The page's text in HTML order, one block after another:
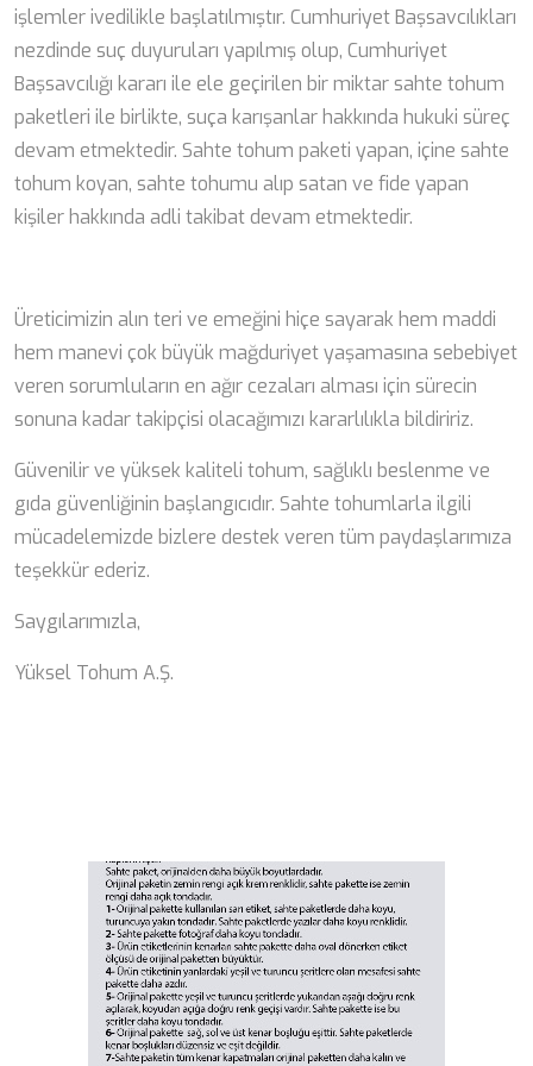
işlemler ivedilikle başlatılmıştır. Cumhuriyet Başsavcılıkları
nezdinde suç duyuruları yapılmış olup, Cumhuriyet
Başsavcılığı kararı ile ele geçirilen bir miktar sahte tohum
paketleri ile birlikte, suça karışanlar hakkında hukuki süreç
devam etmektedir. Sahte tohum paketi yapan, içine sahte
tohum koyan, sahte tohumu alıp satan ve fide yapan
kişiler hakkında adli takibat devam etmektedir.
Üreticimizin alın teri ve emeğini hiçe sayarak hem maddi
hem manevi çok büyük mağduriyet yaşamasına sebebiyet
veren sorumluların en ağır cezaları alması için sürecin
sonuna kadar takipçisi olacağımızı kararlılıkla bildiririz.
Güvenilir ve yüksek kaliteli tohum, sağlıklı beslenme ve
gıda güvenliğinin başlangıcıdır. Sahte tohumlarla ilgili
mücadelemizde bizlere destek veren tüm paydaşlarımıza
teşekkür ederiz.
Saygılarımızla,
Yüksel Tohum A.Ş.